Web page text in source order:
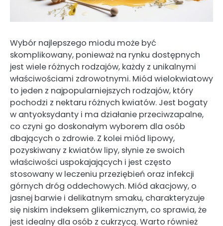
Wybór najlepszego miodu może być
skomplikowany, ponieważ na rynku dostępnych
jest wiele różnych rodzajów, każdy z unikalnymi
właściwościami zdrowotnymi. Miód wielokwiatowy
to jeden z najpopularniejszych rodzajów, który
pochodzi z nektaru różnych kwiatów. Jest bogaty
w antyoksydanty i ma działanie przeciwzapalne,
co czyni go doskonałym wyborem dla osób
dbających o zdrowie. Z kolei miód lipowy,
pozyskiwany z kwiatów lipy, słynie ze swoich
właściwości uspokajających i jest często
stosowany w leczeniu przeziębień oraz infekcji
górnych dróg oddechowych. Miód akacjowy, o
jasnej barwie i delikatnym smaku, charakteryzuje
się niskim indeksem glikemicznym, co sprawia, że
jest idealny dla osób z cukrzycą. Warto również